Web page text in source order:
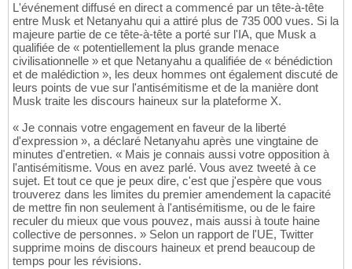
L'événement diffusé en direct a commencé par un tête-à-tête
entre Musk et Netanyahu qui a attiré plus de 735 000 vues. Si la
majeure partie de ce tête-à-tête a porté sur l'IA, que Musk a
qualifiée de « potentiellement la plus grande menace
civilisationnelle » et que Netanyahu a qualifiée de « bénédiction
et de malédiction », les deux hommes ont également discuté de
leurs points de vue sur l'antisémitisme et de la manière dont
Musk traite les discours haineux sur la plateforme X.
« Je connais votre engagement en faveur de la liberté
d'expression », a déclaré Netanyahu après une vingtaine de
minutes d'entretien. « Mais je connais aussi votre opposition à
l'antisémitisme. Vous en avez parlé. Vous avez tweeté à ce
sujet. Et tout ce que je peux dire, c'est que j'espère que vous
trouverez dans les limites du premier amendement la capacité
de mettre fin non seulement à l'antisémitisme, ou de le faire
reculer du mieux que vous pouvez, mais aussi à toute haine
collective de personnes. » Selon un rapport de l'UE, Twitter
supprime moins de discours haineux et prend beaucoup de
temps pour les révisions.